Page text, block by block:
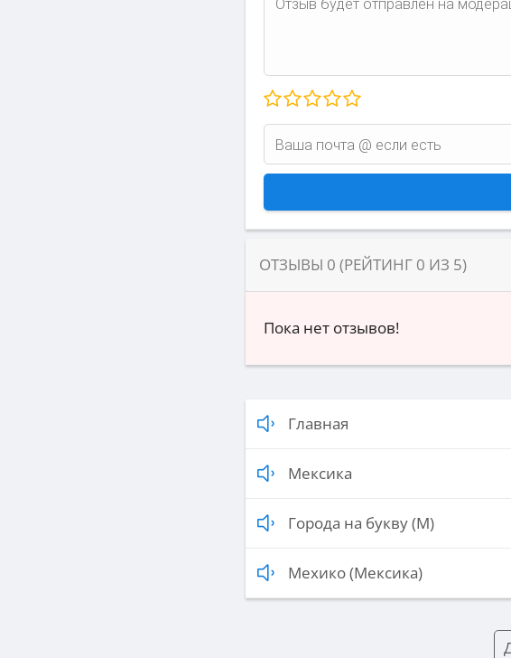
ОТЗЫВЫ 0 (РЕЙТИНГ 0 ИЗ 5)
Пока нет отзывов!
Главная
Мексика
Города на букву (М)
Мехико (Мексика)